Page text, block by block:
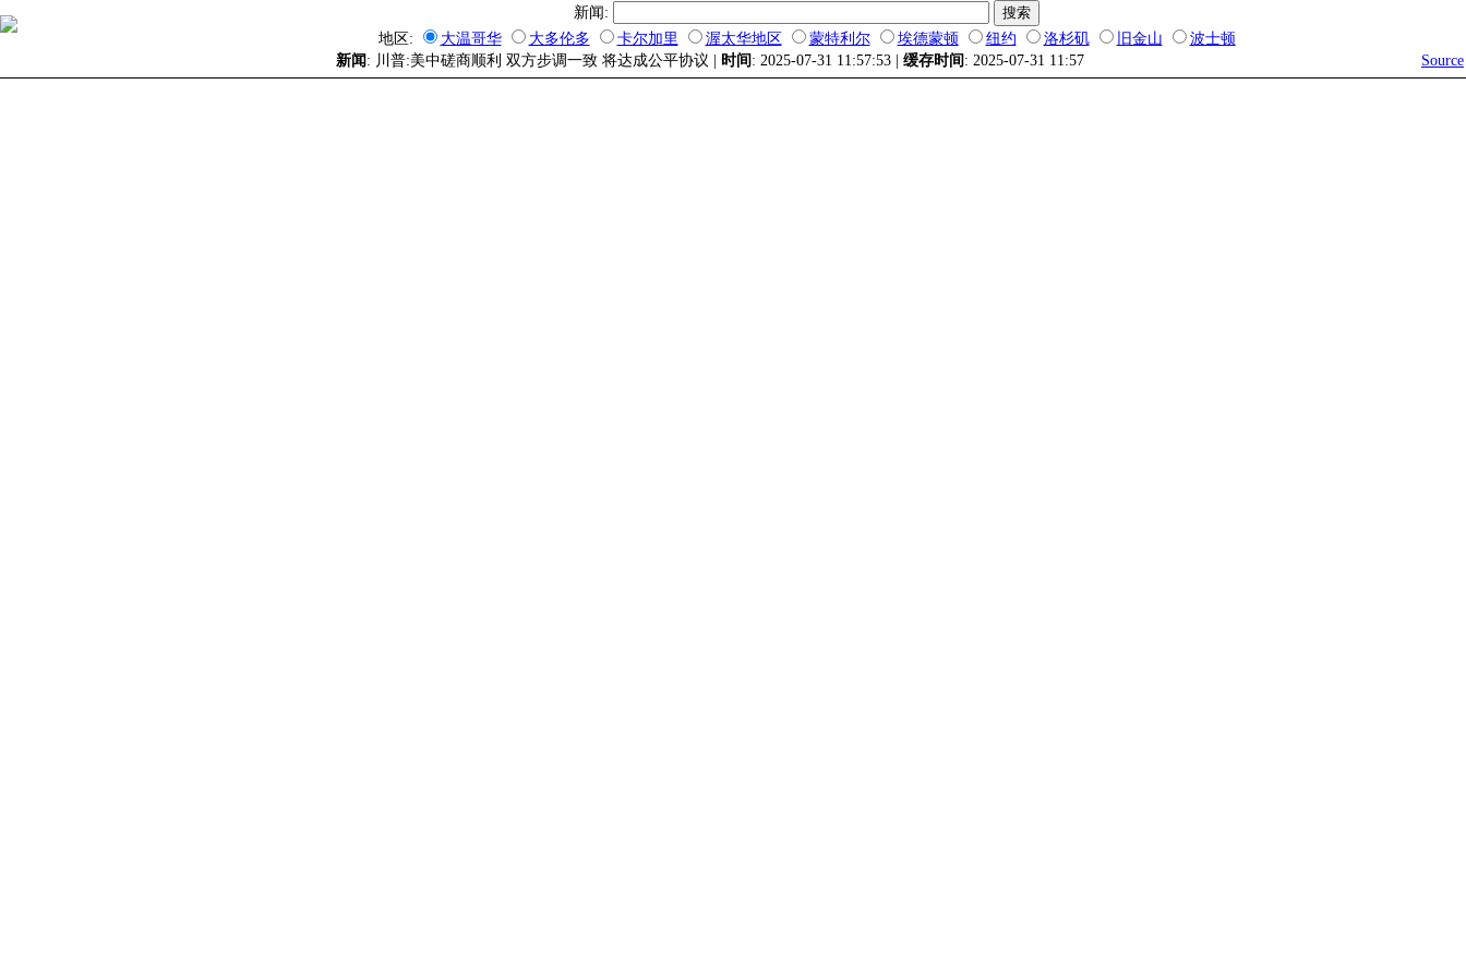
新闻:
地区:
大温哥华 大多伦多 卡尔加里 渥太华地区 蒙特利尔 埃德蒙顿 纽约 洛杉矶 旧金山
波士顿
新闻 : 川普:美中磋商顺利 双方步调一致 将达成公平协议 | 时间 : 2025-07-31 11:57:53 | 缓存时间 : 2025-07-31 11:57 Source